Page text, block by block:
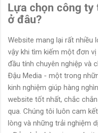
Lựa chọn công
ở đâu?
Website mang lại rất nhiều
vậy khi tìm kiếm một đơn
đầu tính chuyên nghiệp và
Đậu Media - một trong
kinh nghiệm giúp hàng
website tốt nhất, chắc
qua. Chúng tôi luôn cam
lòng và những trải nghiệm